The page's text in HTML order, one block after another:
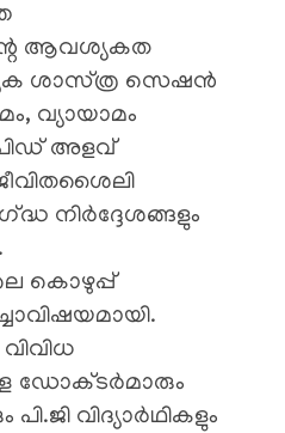
ആവശ്യകത
ശാസ്‌ത്ര സെഷൻ
വ്യായാമം
അളവ്
നിർദ്ദേശങ്ങളും
കൊഴുപ്പ്
ഡോക്ടര്‍മാരും
വിദ്യാര്‍ഥികളും